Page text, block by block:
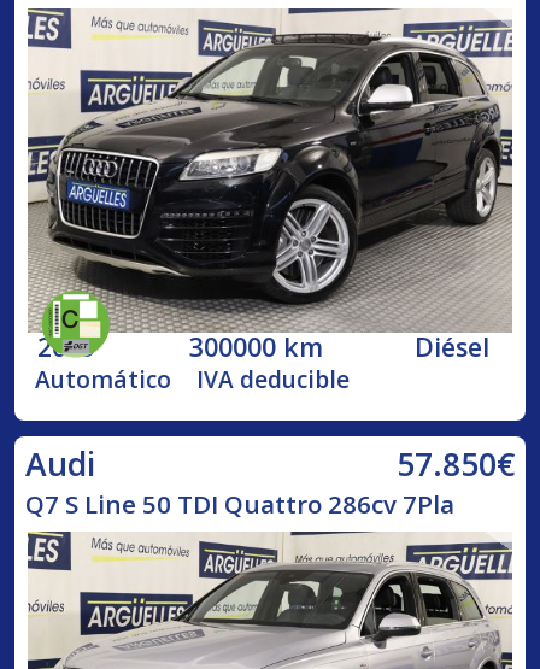
2009 300000 km Diésel
Automático IVA deducible
Audi 57.850€
Q7 S Line 50 TDI Quattro 286cv 7Pla